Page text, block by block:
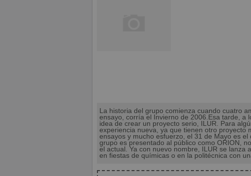
La historia del grupo comienza cuando cuatro
ensayo, corría el Invierno de 2006.Esa tarde, a
idea de crear un proyecto serio, ILUR. Para
experiencia nueva, ya que tienen otro proyecto
ensayos y mucho esfuerzo, el 31 de Mayo es
grupo es presentado al público como ORION,
el actual. Ya con nuevo nombre, ILUR se lanza
en fiestas de químicas o en la politécnica con